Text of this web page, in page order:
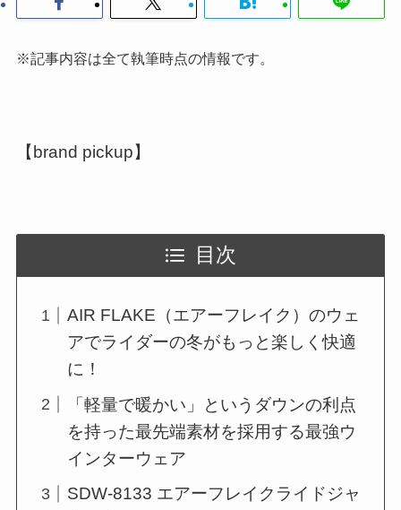
※記事内容は全て執筆時点の情報です。
【brand pickup】
目次
AIR FLAKE（エアーフレイク）のウェ
アでライダーの冬がもっと楽しく快適
に！
「軽量で暖かい」というダウンの利点
を持った最先端素材を採用する最強ウ
インターウェア
SDW-8133 エアーフレイクライドジャ